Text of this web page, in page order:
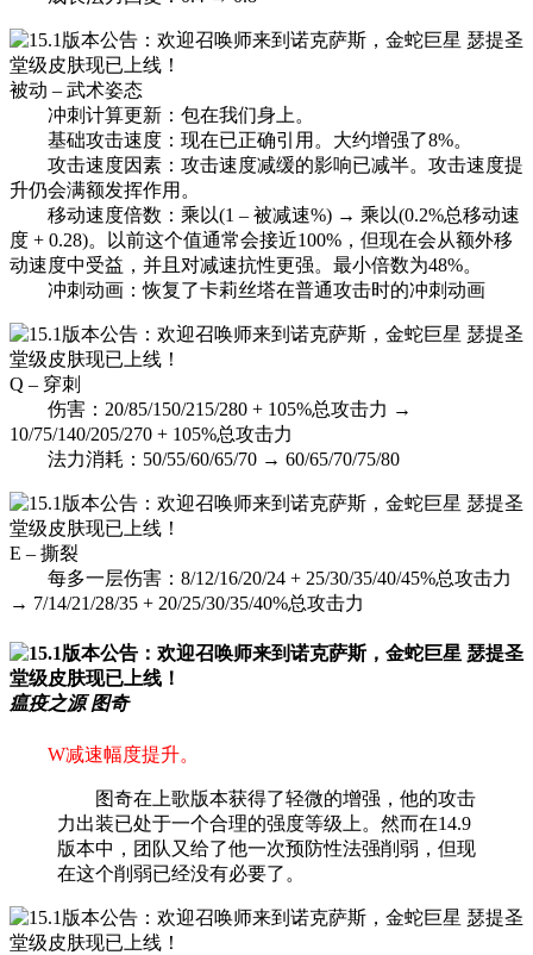
被动 – 武术姿态
冲刺计算更新：包在我们身上。
基础攻击速度：现在已正确引用。大约增强了8%。
攻击速度因素：攻击速度减缓的影响已减半。攻击速度提
升仍会满额发挥作用。
移动速度倍数：乘以(1 – 被减速%) → 乘以(0.2%总移动速
度 + 0.28)。以前这个值通常会接近100%，但现在会从额外移
动速度中受益，并且对减速抗性更强。最小倍数为48%。
冲刺动画：恢复了卡莉丝塔在普通攻击时的冲刺动画
Q – 穿刺
伤害：20/85/150/215/280 + 105%总攻击力 →
10/75/140/205/270 + 105%总攻击力
法力消耗：50/55/60/65/70 → 60/65/70/75/80
E – 撕裂
每多一层伤害：8/12/16/20/24 + 25/30/35/40/45%总攻击力
→ 7/14/21/28/35 + 20/25/30/35/40%总攻击力
瘟疫之源 图奇
W减速幅度提升。
图奇在上歌版本获得了轻微的增强，他的攻击
力出装已处于一个合理的强度等级上。然而在14.9
版本中，团队又给了他一次预防性法强削弱，但现
在这个削弱已经没有必要了。